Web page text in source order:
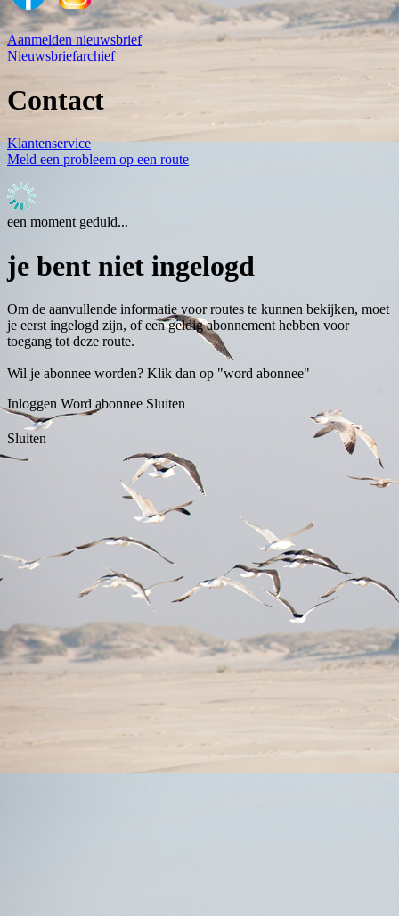
Aanmelden nieuwsbrief
Nieuwsbriefarchief
Contact
Klantenservice
Meld een probleem op een route
een moment geduld...
je bent niet ingelogd
Om de aanvullende informatie voor routes te kunnen bekijken, moet
je eerst ingelogd zijn, of een geldig abonnement hebben voor
toegang tot deze route.
Wil je abonnee worden? Klik dan op "word abonnee"
Inloggen Word abonnee Sluiten
Sluiten